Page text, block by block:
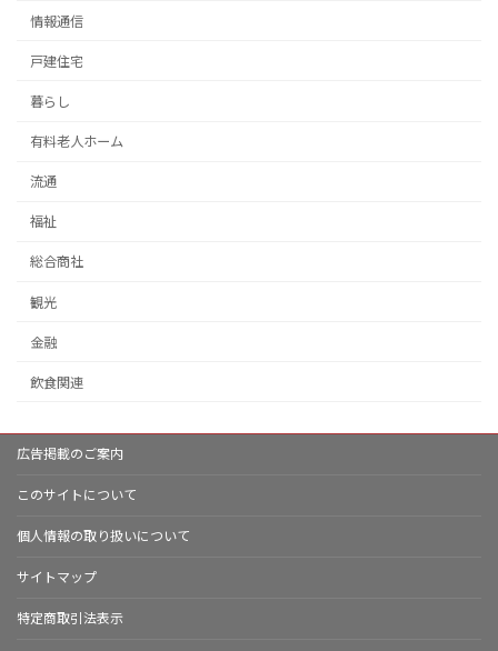
情報通信
戸建住宅
暮らし
有料老人ホーム
流通
福祉
総合商社
観光
金融
飲食関連
広告掲載のご案内
このサイトについて
個人情報の取り扱いについて
サイトマップ
特定商取引法表示